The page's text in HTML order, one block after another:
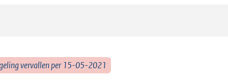
vervallen per 15-05-2021